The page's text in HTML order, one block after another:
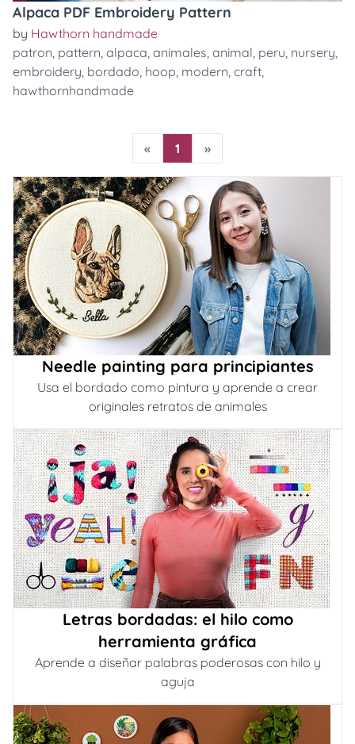
Alpaca PDF Embroidery Pattern
by Hawthorn handmade
patron, pattern, alpaca, animales, animal, peru, nursery,
embroidery, bordado, hoop, modern, craft,
hawthornhandmade
« 1 »
Needle painting para principiantes
Usa el bordado como pintura y aprende a crear
originales retratos de animales
Letras bordadas: el hilo como
herramienta gráfica
Aprende a diseñar palabras poderosas con hilo y
aguja